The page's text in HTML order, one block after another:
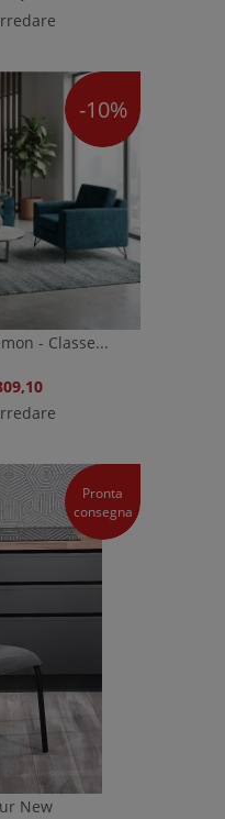
-10%
- Classe...
Pronta
consegna
New